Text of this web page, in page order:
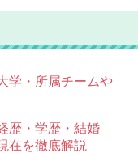
学・所属チームや
歴・学歴・結婚
在を徹底解説